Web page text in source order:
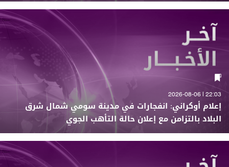
22:03 | 2026-08-06
إعلام أوكراني: انفجارات في مدينة سومي شمال شرق
البلاد بالتزامن مع إعلان حالة التأهب الجوي